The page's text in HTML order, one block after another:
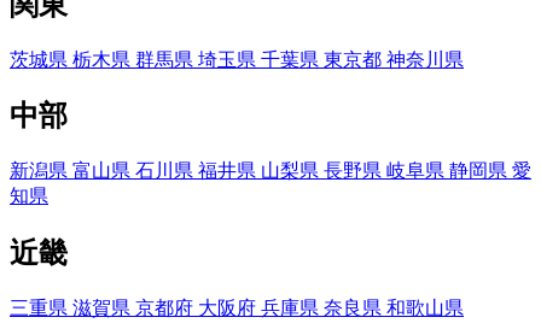
茨城県 栃木県 群馬県 埼玉県 千葉県 東京都 神奈川県
中部
新潟県 富山県 石川県 福井県 山梨県 長野県 岐阜県 静岡県 愛
知県
近畿
三重県 滋賀県 京都府 大阪府 兵庫県 奈良県 和歌山県